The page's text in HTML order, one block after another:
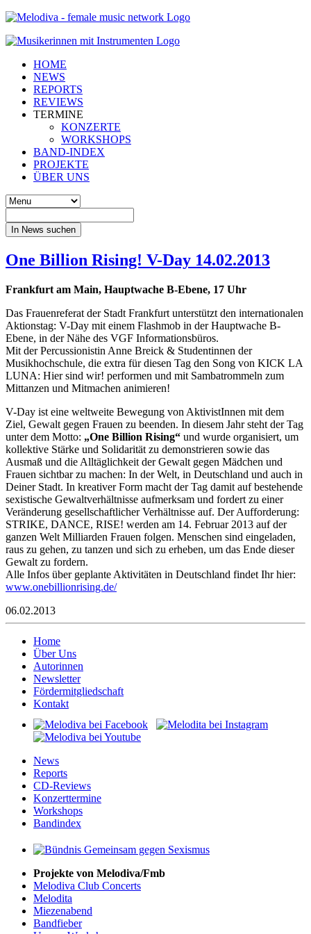
HOME
NEWS
REPORTS
REVIEWS
TERMINE
KONZERTE
WORKSHOPS
BAND-INDEX
PROJEKTE
ÜBER UNS
In News suchen
One Billion Rising! V-Day 14.02.2013
Frankfurt am Main, Hauptwache B-Ebene, 17 Uhr
Das Frauenreferat der Stadt Frankfurt unterstützt den internationalen
Aktionstag: V-Day mit einem Flashmob in der Hauptwache B-
Ebene, in der Nähe des VGF Informationsbüros.
Mit der Percussionistin Anne Breick & Studentinnen der
Musikhochschule, die extra für diesen Tag den Song von KICK LA
LUNA: Hier sind wir! performen und mit Sambatrommeln zum
Mittanzen und Mitmachen animieren!
V-Day ist eine weltweite Bewegung von AktivistInnen mit dem
Ziel, Gewalt gegen Frauen zu beenden. In diesem Jahr steht der Tag
unter dem Motto: „One Billion Rising“ und wurde organisiert, um
kollektive Stärke und Solidarität zu demonstrieren sowie das
Ausmaß und die Alltäglichkeit der Gewalt gegen Mädchen und
Frauen sichtbar zu machen: In der Welt, in Deutschland und auch in
Deiner Stadt. In kreativer Form macht der Tag damit auf bestehende
sexistische Gewaltverhältnisse aufmerksam und fordert zu einer
Veränderung gesellschaftlicher Verhältnisse auf. Der Aufforderung:
STRIKE, DANCE, RISE! werden am 14. Februar 2013 auf der
ganzen Welt Milliarden Frauen folgen. Menschen sind eingeladen,
raus zu gehen, zu tanzen und sich zu erheben, um das Ende dieser
Gewalt zu fordern.
Alle Infos über geplante Aktivitäten in Deutschland findet Ihr hier:
www.onebillionrising.de/
06.02.2013
Home
Über Uns
Autorinnen
Newsletter
Fördermitgliedschaft
Kontakt
News
Reports
CD-Reviews
Konzerttermine
Workshops
Bandindex
Projekte von Melodiva/Fmb
Melodiva Club Concerts
Melodita
Miezenabend
Bandfieber